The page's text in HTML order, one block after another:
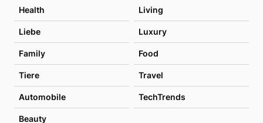
Health Living
Liebe Luxury
Family Food
Tiere Travel
Automobile TechTrends
Beauty